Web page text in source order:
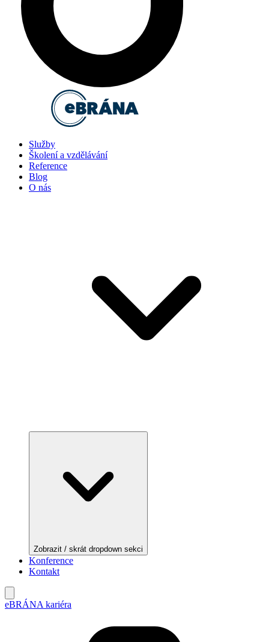
Služby
Školení a vzdělávání
Reference
Blog
O nás
Zobrazit / skrát dropdown sekci
Konference
Kontakt
eBRÁNA kariéra